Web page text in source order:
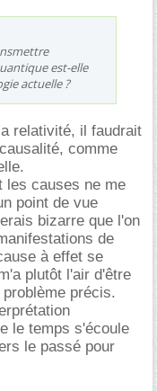
est-elle
actuelle ?
relativité, il faudrait
comme
les causes ne me
point de vue
bizarre que l'on
de
à effet se
plutôt l'air d'être
précis.
le temps s'écoule
le passé pour